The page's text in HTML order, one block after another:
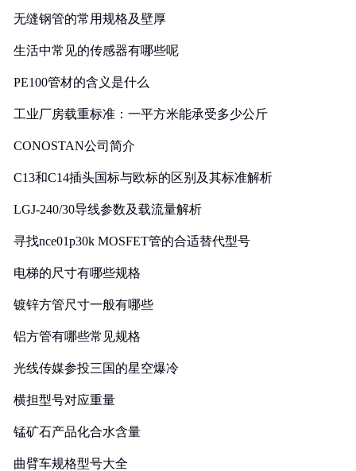
无缝钢管的常用规格及壁厚
生活中常见的传感器有哪些呢
PE100管材的含义是什么
工业厂房载重标准：一平方米能承受多少公斤
CONOSTAN公司简介
C13和C14插头国标与欧标的区别及其标准解析
LGJ-240/30导线参数及载流量解析
寻找nce01p30k MOSFET管的合适替代型号
电梯的尺寸有哪些规格
镀锌方管尺寸一般有哪些
铝方管有哪些常见规格
光线传媒参投三国的星空爆冷
横担型号对应重量
锰矿石产品化合水含量
曲臂车规格型号大全